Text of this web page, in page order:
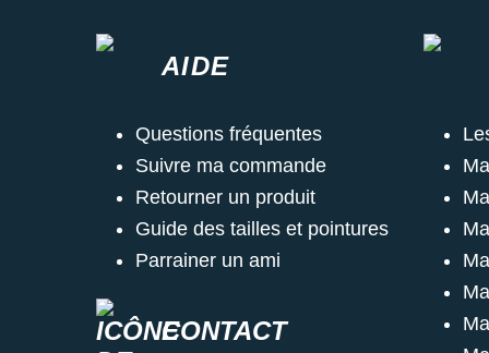
CONTACT
AIDE
Questions fréquentes
Suivre ma commande
Retourner un produit
Guide des tailles et pointures
Parrainer un ami